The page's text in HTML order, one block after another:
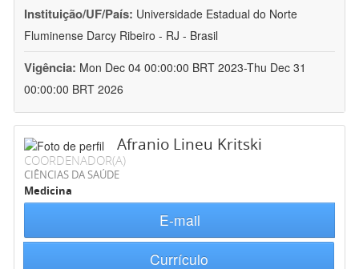
Instituição/UF/País: Universidade Estadual do Norte
Fluminense Darcy Ribeiro - RJ - Brasil
Vigência: Mon Dec 04 00:00:00 BRT 2023-Thu Dec 31
00:00:00 BRT 2026
Afranio Lineu Kritski
COORDENADOR(A)
CIÊNCIAS DA SAÚDE
Medicina
E-mail
Currículo